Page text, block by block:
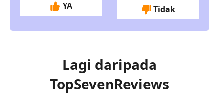
YA Tidak
Lagi daripada
TopSevenReviews